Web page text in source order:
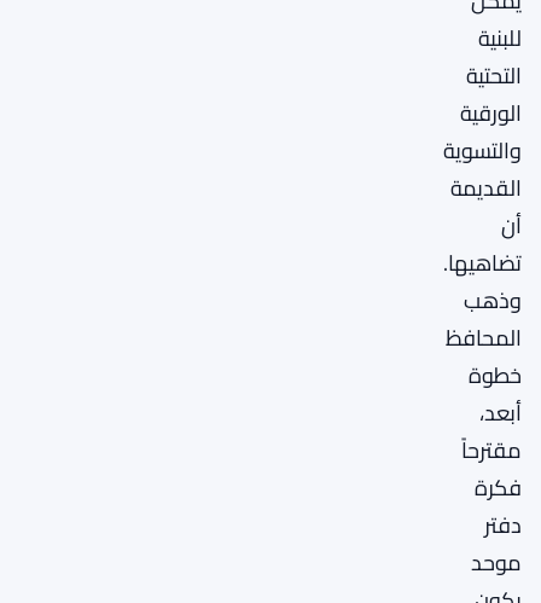
للبنية
التحتية
الورقية
والتسوية
القديمة
أن
تضاهيها.
وذهب
المحافظ
خطوة
أبعد،
مقترحاً
فكرة
دفتر
موحد